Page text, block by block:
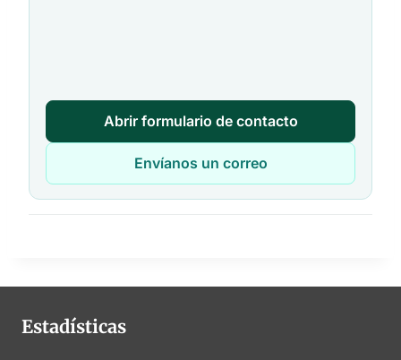
Abrir formulario de contacto
Envíanos un correo
Estadísticas